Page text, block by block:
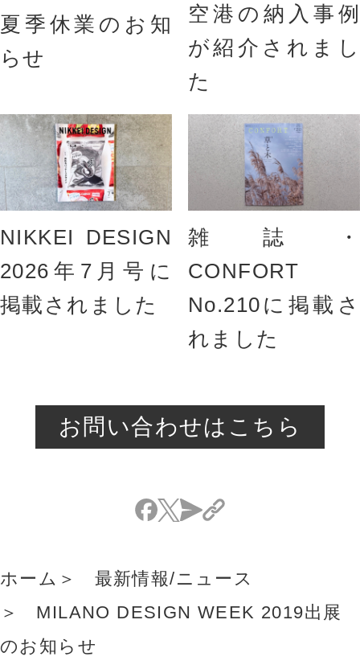
夏季休業のお知
らせ
空港の納入事例
が紹介されまし
た
NIKKEI DESIGN
2026年7月号に
掲載されました
雑誌・
CONFORT
No.210に掲載さ
れました
お問い合わせはこちら
ホーム
最新情報/ニュース
MILANO DESIGN WEEK 2019出展
のお知らせ